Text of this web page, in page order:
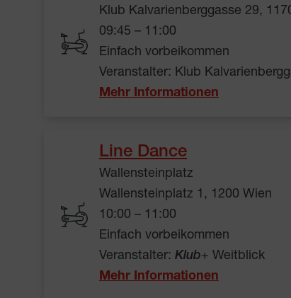
Klub Kalvarienberggasse 29,
09:45 – 11:00
Einfach vorbeikommen
Veranstalter: Klub
Mehr Informationen
Line Dance
Wallensteinplatz
Wallensteinplatz 1, 1200 Wien
10:00 – 11:00
Einfach vorbeikommen
Veranstalter: Klub+ Weitblick
Mehr Informationen